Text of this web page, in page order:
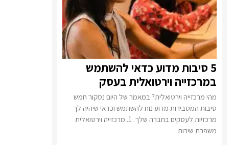
5 סיבות מדוע כדאי להשתמש
במרכזייה וירטואלית בעסק
מהי מרכזייה וירטואלית? במאמר של היום נסקור חמש
סיבות המסבירות מדוע נוח להשתמש וכדאי שיהיה לך
מרכזיות לעסקים בחברה שלך. 1. מרכזייה וירטואלית
משפרת שירות